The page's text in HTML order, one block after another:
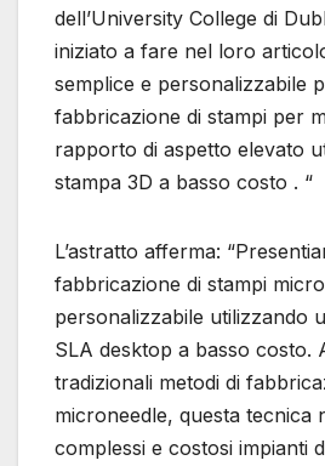
dell’University College di
iniziato a fare nel loro
semplice e personalizzabile
fabbricazione di stampi per
rapporto di aspetto elevato
stampa 3D a basso costo . “
L’astratto afferma:
fabbricazione di stampi
personalizzabile utilizzando
SLA desktop a basso costo.
tradizionali metodi di
microneedle, questa tecnica
complessi e costosi impianti